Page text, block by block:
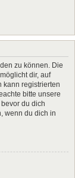
zu können. Die
dir, auf
kann registrierten
bitte unsere
du dich
wenn du dich in